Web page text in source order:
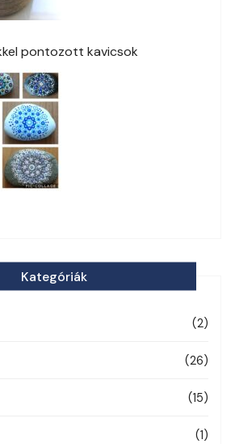
pontozott kavicsok
Kategóriák
(2)
(26)
(15)
(1)